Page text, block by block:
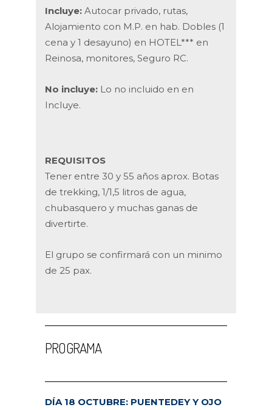
Incluye: Autocar privado, rutas,
Alojamiento con M.P. en hab. Dobles (1
cena y 1 desayuno) en HOTEL*** en
Reinosa, monitores, Seguro RC.
No incluye: Lo no incluido en en
Incluye.
REQUISITOS
Tener entre 30 y 55 años aprox. Botas
de trekking, 1/1,5 litros de agua,
chubasquero y muchas ganas de
divertirte.
El grupo se confirmará con un minimo
de 25 pax.
PROGRAMA
DÍA 18 OCTUBRE: PUENTEDEY Y OJO